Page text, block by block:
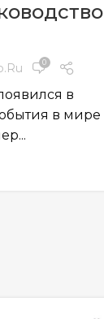
0
в
в мире